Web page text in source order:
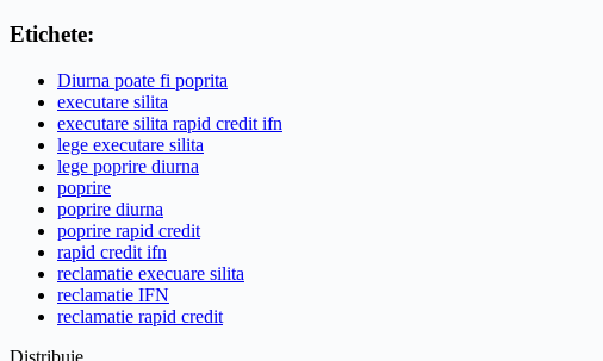
Etichete:
Diurna poate fi poprita
executare silita
executare silita rapid credit ifn
lege executare silita
lege poprire diurna
poprire
poprire diurna
poprire rapid credit
rapid credit ifn
reclamatie execuare silita
reclamatie IFN
reclamatie rapid credit
Distribuie